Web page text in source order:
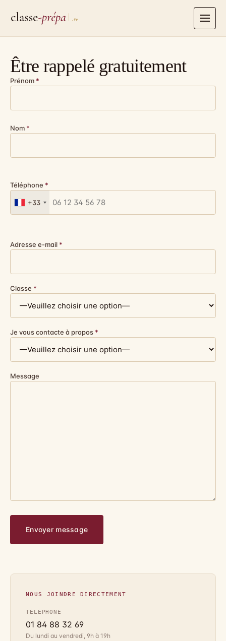
contenu
Être rappelé gratuitement
Prénom *
Nom *
Téléphone *
+33
Adresse e-mail *
Classe *
Je vous contacte à propos *
Message
NOUS JOINDRE DIRECTEMENT
TÉLÉPHONE
01 84 88 32 69
Du lundi au vendredi, 9h à 19h